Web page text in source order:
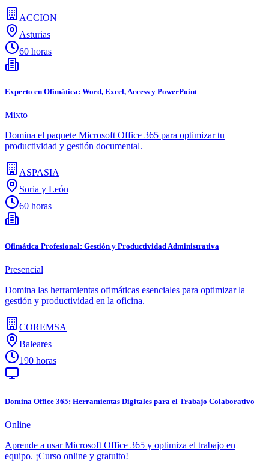
ACCION
Asturias
60 horas
Experto en Ofimática: Word, Excel, Access y PowerPoint
Mixto
Domina el paquete Microsoft Office 365 para optimizar tu
productividad y gestión documental.
ASPASIA
Soria y León
60 horas
Ofimática Profesional: Gestión y Productividad Administrativa
Presencial
Domina las herramientas ofimáticas esenciales para optimizar la
gestión y productividad en la oficina.
COREMSA
Baleares
190 horas
Domina Office 365: Herramientas Digitales para el Trabajo Colaborativo
Online
Aprende a usar Microsoft Office 365 y optimiza el trabajo en
equipo. ¡Curso online y gratuito!